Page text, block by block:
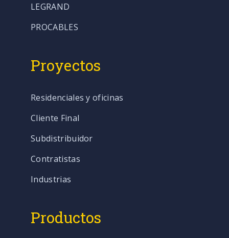
LEGRAND
PROCABLES
Proyectos
Residenciales y oficinas
Cliente Final
Subdistribuidor
Contratistas
Industrias
Productos